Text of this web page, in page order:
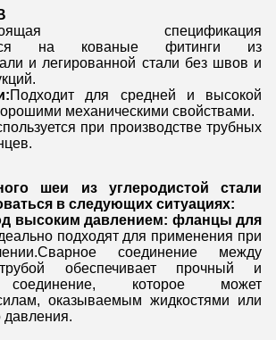
спецификация
на кованые фитинги из
и легированной стали без швов и
Подходит для средней и высокой
механическими свойствами.
при производстве трубных
шеи из углеродистой стали
в следующих ситуациях:
высоким давлением: фланцы для
подходят для применения при
соединение между
обеспечивает прочный и
соединение, которое может
оказываемым жидкостями или
давления.